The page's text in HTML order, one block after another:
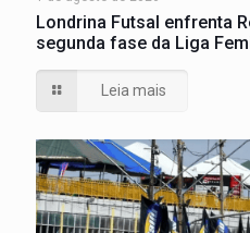
Londrina Futsal enfrenta
segunda fase da Liga
Leia mais